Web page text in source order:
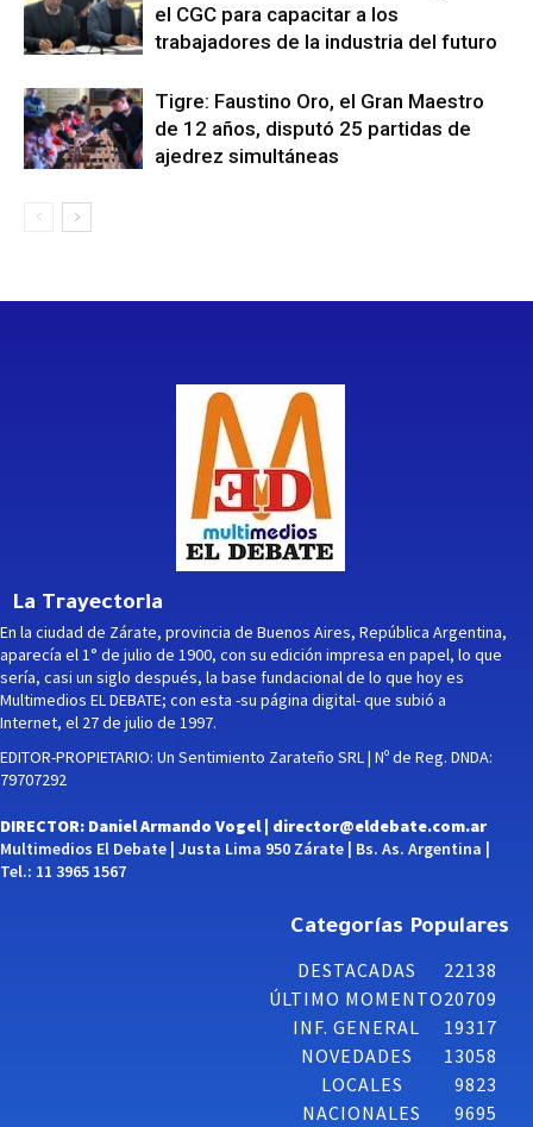
el CGC para capacitar a los
trabajadores de la industria del futuro
Tigre: Faustino Oro, el Gran Maestro
de 12 años, disputó 25 partidas de
ajedrez simultáneas
La Trayectoria
En la ciudad de Zárate, provincia de Buenos Aires, República Argentina,
aparecía el 1° de julio de 1900, con su edición impresa en papel, lo que
sería, casi un siglo después, la base fundacional de lo que hoy es
Multimedios EL DEBATE; con esta -su página digital- que subió a
Internet, el 27 de julio de 1997.
EDITOR-PROPIETARIO: Un Sentimiento Zarateño SRL | Nº de Reg. DNDA:
79707292
DIRECTOR: Daniel Armando Vogel | director@eldebate.com.ar
Multimedios El Debate | Justa Lima 950 Zárate | Bs. As. Argentina |
Tel.: 11 3965 1567
Categorías Populares
DESTACADAS
22138
ÚLTIMO MOMENTO20709
INF. GENERAL
19317
NOVEDADES
13058
LOCALES
9823
NACIONALES
9695